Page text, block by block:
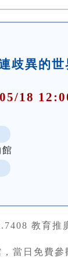
歧異的
18
教育推
當日免費參